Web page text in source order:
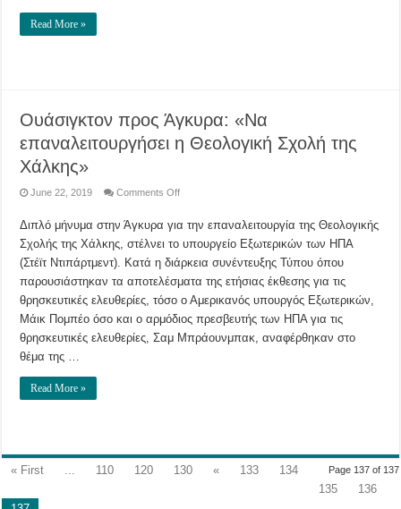
Read More »
Ουάσιγκτον προς Άγκυρα: «Να
επαναλειτουργήσει η Θεολογική Σχολή της
Χάλκης»
June 22, 2019 Comments Offon
Άγκυρα:
«Να
επαναλειτουργήσει
Θεολογική
Σχολή
της
Χάλκης»
Διπλό μήνυμα στην Άγκυρα για την επαναλειτουργία της Θεολογικής
Σχολής της Χάλκης, στέλνει το υπουργείο Εξωτερικών των ΗΠΑ
(Στέϊτ Ντιπάρτμεντ). Κατά η διάρκεια συνέντευξης Τύπου όπου
παρουσιάστηκαν τα αποτελέσματα της ετήσιας έκθεσης για τις
θρησκευτικές ελευθερίες, τόσο ο Αμερικανός υπουργός Εξωτερικών,
Μάικ Πομπέο όσο και ο αρμόδιος πρεσβευτής των ΗΠΑ για τις
θρησκευτικές ελευθερίες, Σαμ Μπράουνμπακ, αναφέρθηκαν στο
θέμα της …
Read More »
Page 137 of 137
« First ... 110 120 130 « 133
134
135
136